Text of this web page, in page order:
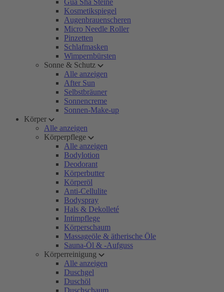
Gua Sha Steine
Kosmetikspiegel
Augenbrauenscheren
Micro Needle Roller
Pinzetten
Schlafmasken
Wimpernbürsten
Sonne & Schutz
Alle anzeigen
After Sun
Selbstbräuner
Sonnencreme
Sonnen-Make-up
Körper
Alle anzeigen
Körperpflege
Alle anzeigen
Bodylotion
Deodorant
Körperbutter
Körperöl
Anti-Cellulite
Bodyspray
Hals & Dekolleté
Intimpflege
Körperschaum
Massageöle & ätherische Öle
Sauna-Öl & -Aufguss
Körperreinigung
Alle anzeigen
Duschgel
Duschöl
Duschschaum